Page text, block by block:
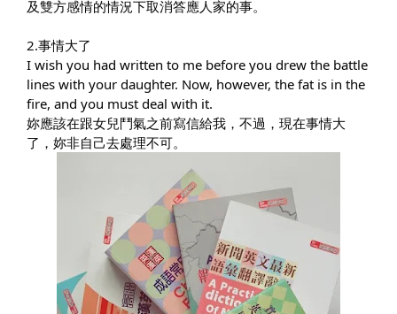
及雙方感情的情況下取消答應人家的事。
2.事情大了
I wish you had written to me before you drew the battle
lines with your daughter. Now, however, the fat is in the
fire, and you must deal with it.
妳應該在跟女兒鬥氣之前寫信給我，不過，現在事情大
了，妳非自己去處理不可。